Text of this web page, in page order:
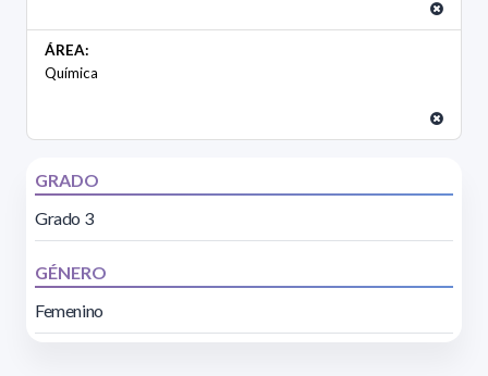
ÁREA:
Química
GRADO
Grado 3
GÉNERO
Femenino